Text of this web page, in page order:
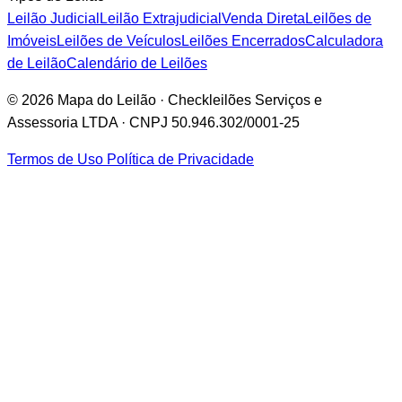
Leilão Judicial Leilão Extrajudicial Venda DiretaLeilões de
ImóveisLeilões de VeículosLeilões EncerradosCalculadora
de LeilãoCalendário de Leilões
© 2026 Mapa do Leilão · Checkleilões Serviços e
Assessoria LTDA · CNPJ 50.946.302/0001-25
Termos de Uso Política de Privacidade